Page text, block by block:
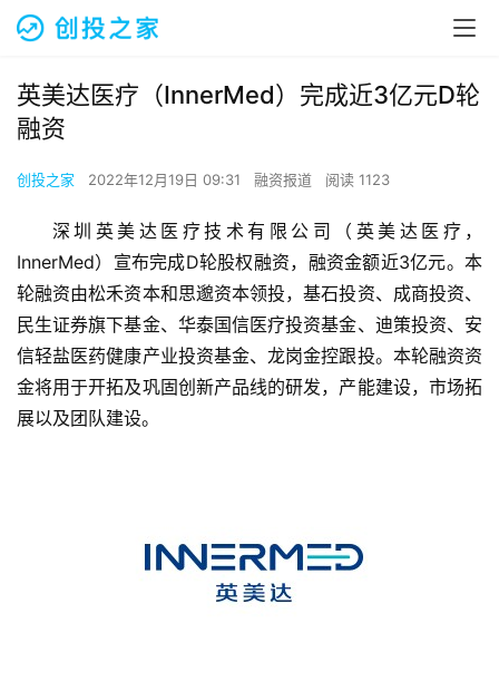
英美达医疗（InnerMed）完成近3亿元D轮
融资
创投之家 2022年12月19日 09:31 融资报道 阅读 1123
深圳英美达医疗技术有限公司（英美达医疗，
InnerMed）宣布完成D轮股权融资，融资金额近3亿元。本
轮融资由松禾资本和思邈资本领投，基石投资、成商投资、
民生证券旗下基金、华泰国信医疗投资基金、迪策投资、安
信轻盐医药健康产业投资基金、龙岗金控跟投。本轮融资资
金将用于开拓及巩固创新产品线的研发，产能建设，市场拓
展以及团队建设。